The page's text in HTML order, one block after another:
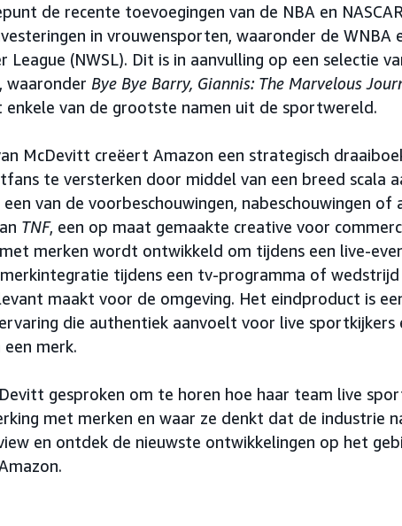
de recente toevoegingen van de NBA en
in vrouwensporten, waaronder de WNBA
League (NWSL). Dit is in aanvulling op een selectie
waaronder Bye Bye Barry, Giannis: The Marvelous
enkele van de grootste namen uit de sportwereld.
McDevitt creëert Amazon een strategisch
te versterken door middel van een breed scala
van de voorbeschouwingen, nabeschouwingen of
TNF, een op maat gemaakte creative voor
merken wordt ontwikkeld om tijdens een live-
tijdens een tv-programma of wedstrijd
maakt voor de omgeving. Het eindproduct is
die authentiek aanvoelt voor live
merk.
gesproken om te horen hoe haar team live
met merken en waar ze denkt dat de industrie
en ontdek de nieuwste ontwikkelingen op het